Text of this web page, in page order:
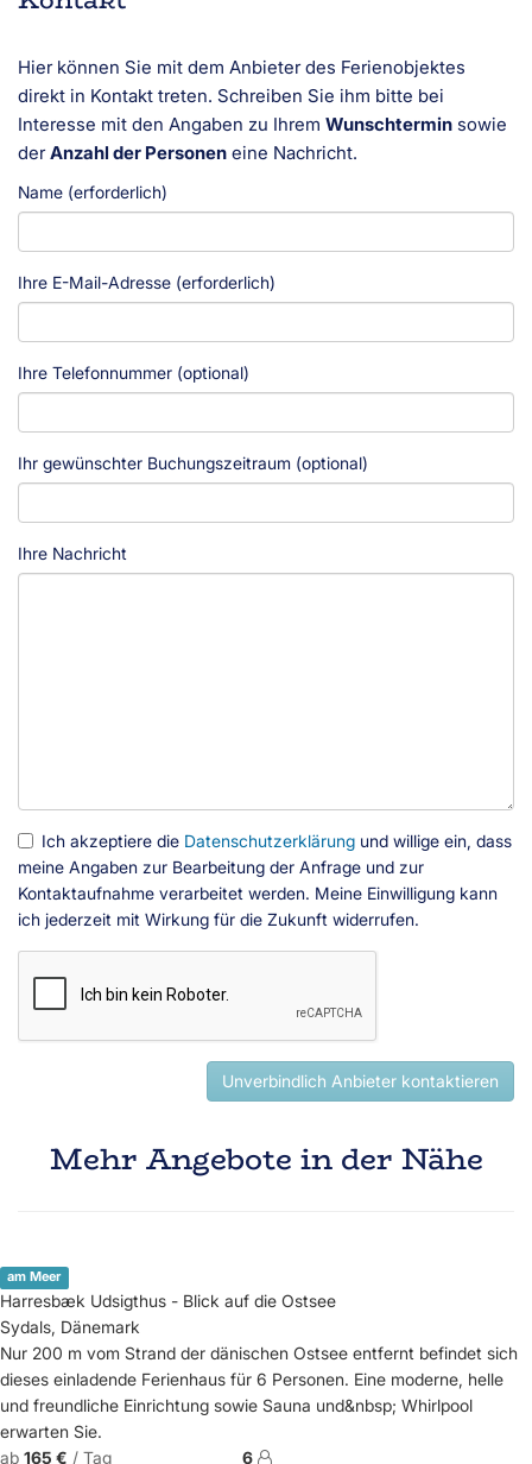
Hier können Sie mit dem Anbieter des Ferienobjektes
direkt in Kontakt treten. Schreiben Sie ihm bitte bei
Interesse mit den Angaben zu Ihrem Wunschtermin sowie
derAnzahl der Personen eine Nachricht.
Name (erforderlich)
Ihre E-Mail-Adresse (erforderlich)
Ihre Telefonnummer (optional)
Ihr gewünschter Buchungszeitraum (optional)
Ihre Nachricht
Ich akzeptiere die Datenschutzerklärung und willige ein, dass
meine Angaben zur Bearbeitung der Anfrage und zur
Kontaktaufnahme verarbeitet werden. Meine Einwilligung kann
ich jederzeit mit Wirkung für die Zukunft widerrufen.
Unverbindlich Anbieter kontaktieren
Mehr Angebote in der Nähe
am Meer
Harresbæk Udsigthus - Blick auf die Ostsee
Sydals, Dänemark
Nur 200 m vom Strand der dänischen Ostsee entfernt befindet sich
dieses einladende Ferienhaus für 6 Personen. Eine moderne, helle
und freundliche Einrichtung sowie Sauna und&nbsp; Whirlpool
erwarten Sie.
ab 165 € / Tag 6